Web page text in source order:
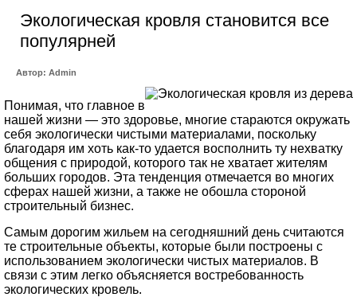
Экологическая кровля становится все
популярней
Автор: Admin
Понимая, что главное в
нашей жизни — это здоровье, многие стараются окружать
себя экологически чистыми материалами, поскольку
благодаря им хоть как-то удается восполнить ту нехватку
общения с природой, которого так не хватает жителям
больших городов. Эта тенденция отмечается во многих
сферах нашей жизни, а также не обошла стороной
строительный бизнес.
Самым дорогим жильем на сегодняшний день считаются
те строительные объекты, которые были построены с
использованием экологически чистых материалов. В
связи с этим легко объясняется востребованность
экологических кровель.